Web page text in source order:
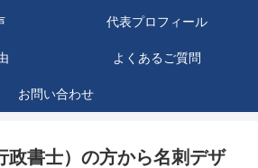
代表プロフィール
よくあるご質問
お問い合わせ
政書士）の方から名刺デザ